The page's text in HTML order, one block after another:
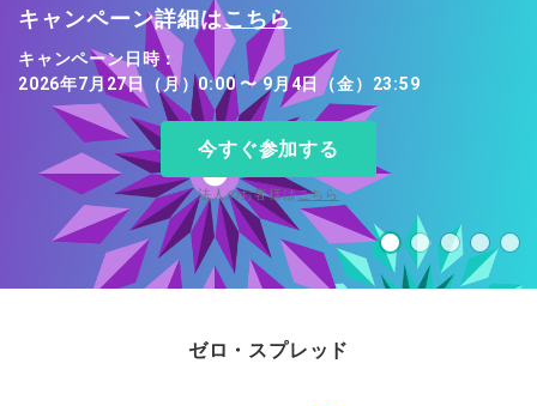
株式CFD
株価指数CFD
エネルギーCFD
貴金属CFD
ソフトコモディティCFD
NEW
バトルCFD
入出金方法
レバレッジ
NEW
約定率
取引時間
取引計算シミュレーター
注文執行ポリシー
経済指標・予測カレンダー
休眠口座と凍結口座
ゼロ口座
デモ口座
ウォレット口座
NEW
開設方法
MT5
cTrader
AXIORYアプリ
AXIORYポータル
MT4/MT5 ヒストリカルデータ
EA(エキスパートアドバイザー)
カスタムインジケーター
日本時間表示インジケータ
ストライク インジケータ
MQLシグナル
NEW
通貨インデックス
パートナーシップ・プログラム
イントロデュース・パートナープログラム（IP）
特別・VIPプログラム
NEW
ニュース
ニュースリリース
お知らせ
マーケットニュース
コーポレートニュース
キャンペーン
トレードガイド
NEW
会社概要
企業情報
会社概要
役員紹介
お問合せ
よくあるご質問
عربى
English
口座開設する
デモ口座を開設する
キャンペーン詳細はこちら
キャンペーン日時：
2026年7月27日（月）0:00 〜 9月4日（金）23:59
今すぐ参加する
法人のお客様はこちら
ゼロ・スプレッド